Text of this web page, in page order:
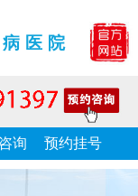
医院
询 预约挂号